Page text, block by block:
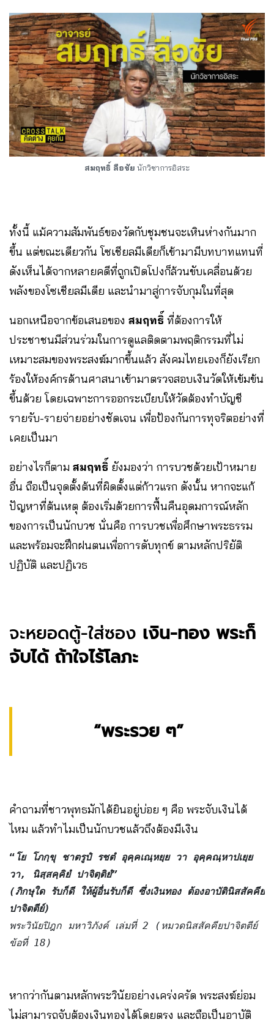
สมฤทธิ์ ลือชัย นักวิชาการอิสระ
ทั้งนี้ แม้ความสัมพันธ์ของวัดกับชุมชนจะเหินห่างกันมาก
ขึ้น แต่ขณะเดียวกัน โซเชียลมีเดียก็เข้ามามีบทบาทแทนที่
ดังเห็นได้จากหลายคดีที่ถูกเปิดโปงก็ล้วนขับเคลื่อนด้วย
พลังของโซเชียลมีเดีย และนำมาสู่การจับกุมในที่สุด
นอกเหนือจากข้อเสนอของ สมฤทธิ์ ที่ต้องการให้
ประชาชนมีส่วนร่วมในการดูแลติดตามพฤติกรรมที่ไม่
เหมาะสมของพระสงฆ์มากขึ้นแล้ว สังคมไทยเองก็ยังเรียก
ร้องให้องค์กรด้านศาสนาเข้ามาตรวจสอบเงินวัดให้เข้มข้น
ขึ้นด้วย โดยเฉพาะการออกระเบียบให้วัดต้องทำบัญชี
รายรับ-รายจ่ายอย่างชัดเจน เพื่อป้องกันการทุจริตอย่างที่
เคยเป็นมา
อย่างไรก็ตาม สมฤทธิ์ ยังมองว่า การบวชด้วยเป้าหมาย
อื่น ถือเป็นจุดตั้งต้นที่ผิดตั้งแต่ก้าวแรก ดังนั้น หากจะแก้
ปัญหาที่ต้นเหตุ ต้องเริ่มด้วยการฟื้นคืนอุดมการณ์หลัก
ของการเป็นนักบวช นั่นคือ การบวชเพื่อศึกษาพระธรรม
และพร้อมจะฝึกฝนตนเพื่อการดับทุกข์ ตามหลักปริยัติ
ปฏิบัติ และปฏิเวธ
จะหยอดตู้-ใส่ซอง เงิน-ทอง พระก็
จับได้ ถ้าใจไร้โลภะ
“พระรวย ๆ”
คำถามที่ชาวพุทธมักได้ยินอยู่บ่อย ๆ คือ พระจับเงินได้
ไหม แล้วทําไมเป็นนักบวชแล้วถึงต้องมีเงิน
“ โย โภกฺขุ ชาตรูปํ รชตํ อุคฺคเณฺหยฺย วา อุคฺคณฺหาปเยฺย
วา, นิสฺสคฺคิยํ ปาจิตฺติยํ”
(ภิกษุใด รับก็ดี ให้ผู้อื่นรับก็ดี ซึ่งเงินทอง ต้องอาบัตินิสสัคคีย
ปาจิตตีย์)
พระวินัยปิฎก มหาวิภังค์ เล่มที่ 2 (หมวดนิสสัคคียปาจิตตีย์
ข้อที่ 18)
หากว่ากันตามหลักพระวินัยอย่างเคร่งครัด พระสงฆ์ย่อม
ไม่สามารถจับต้องเงินทองได้โดยตรง และถือเป็นอาบัติ